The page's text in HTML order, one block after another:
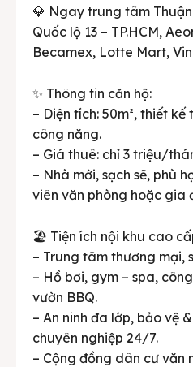
💎 Ngay trung tâm
Quốc lộ 13 – TP.HCM,
Becamex, Lotte Mart,
✨ Thông tin căn hộ:
– Diện tích: 50m², thiết
công năng.
– Giá thuê: chỉ 3 triệu/
– Nhà mới, sạch sẽ, phù
viên văn phòng hoặc gia
🏖️ Tiện ích nội khu cao
– Trung tâm thương mại,
– Hồ bơi, gym – spa,
vườn BBQ.
– An ninh đa lớp, bảo vệ
chuyên nghiệp 24/7.
– Cộng đồng dân cư văn